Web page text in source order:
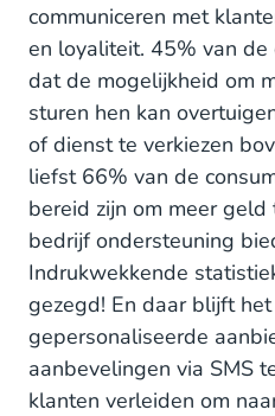
communiceren met
en loyaliteit. 45% van
dat de mogelijkheid om
sturen hen kan
of dienst te verkiezen
liefst 66% van de
bereid zijn om meer
bedrijf ondersteuning
Indrukwekkende
gezegd! En daar blijft
gepersonaliseerde
aanbevelingen via SMS
klanten verleiden om